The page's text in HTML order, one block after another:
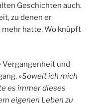
Geschichten auch.
zu denen er
hatte. Wo knüpft
Vergangenheit und
»Soweit ich mich
es immer dieses
eigenen Leben zu